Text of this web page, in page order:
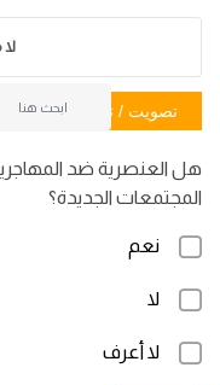
تصويت / تصويت
هل العنصرية ضد
المجتمعات الجديدة؟
نعم
لا
لا أعرف